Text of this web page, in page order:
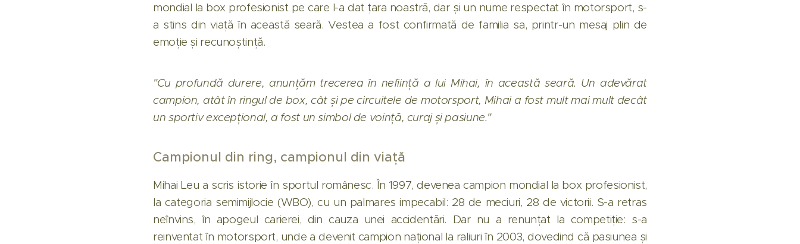
mondial la box profesionist pe care l-a dat țara noastră, dar și un nume respectat în motorsport, s-
a stins din viață în această seară. Vestea a fost confirmată de familia sa, printr-un mesaj plin de
emoție și recunoștință.
"Cu profundă durere, anunțăm trecerea în neființă a lui Mihai, în această seară. Un adevărat
campion, atât în ringul de box, cât și pe circuitele de motorsport, Mihai a fost mult mai mult decât
un sportiv excepțional, a fost un simbol de voință, curaj și pasiune."
Campionul din ring, campionul din viață
Mihai Leu a scris istorie în sportul românesc. În 1997, devenea campion mondial la box profesionist,
la categoria semimijlocie (WBO), cu un palmares impecabil: 28 de meciuri, 28 de victorii. S-a retras
neînvins, în apogeul carierei, din cauza unei accidentări. Dar nu a renunțat la competiție: s-a
reinventat în motorsport, unde a devenit campion național la raliuri în 2003, dovedind că pasiunea și